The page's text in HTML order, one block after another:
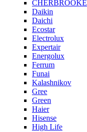
CHERBROOKE
Daikin
Daichi
Ecostar
Electrolux
Expertair
Energolux
Ferrum
Funai
Kalashnikov
Gree
Grеen
Haier
Hisense
High Life